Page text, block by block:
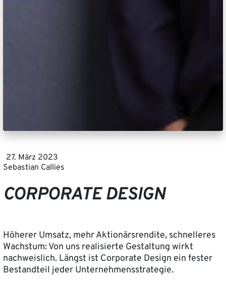
27. März 2023
Sebastian Callies
CORPORATE DESIGN
Höherer Umsatz, mehr Aktionärsrendite, schnelleres
Wachstum: Von uns realisierte Gestaltung wirkt
nachweislich. Längst ist Corporate Design ein fester
Bestandteil jeder Unternehmensstrategie.